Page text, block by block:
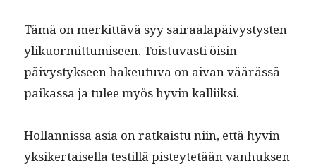
Tämä on merkit­tävä syy sairaalapäivystys­ten
ylikuor­mit­tumiseen. Tois­tu­vasti öisin
päivystyk­seen hakeu­tu­va on aivan väärässä
paikas­sa ja tulee myös hyvin kalliiksi.
Hol­lan­nis­sa asia on ratkaistu niin, että hyvin
yksik­er­taisel­la testil­lä pisteytetään van­huk­sen